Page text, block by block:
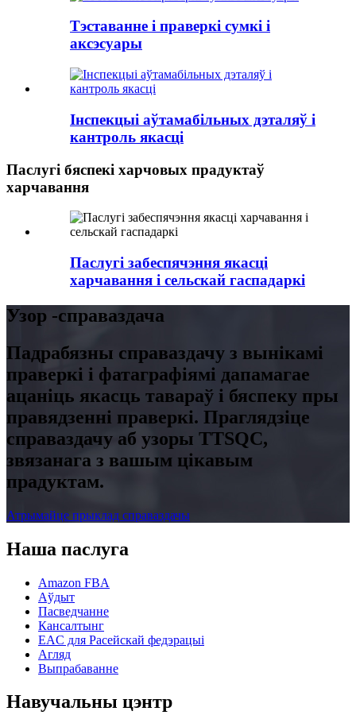
Тэставанне і праверкі сумкі і
аксэсуары
Інспекцыі аўтамабільных дэталяў і
кантроль якасці
Паслугі бяспекі харчовых прадуктаў
харчавання
Паслугі забеспячэння якасці
харчавання і сельскай гаспадаркі
Узор -справаздача
Падрабязны справаздачу з вынікамі
праверкі і фатаграфіямі дапамагае
ацаніць якасць тавараў і бяспеку пры
правядзенні праверкі. Праглядзіце
справаздачу аб узоры TTSQC,
звязанага з вашым цікавым
прадуктам.
Атрымайце прыклад справаздачы
Наша паслуга
Amazon FBA
Аўдыт
Пасведчанне
Кансалтынг
EAC для Расейскай федэрацыі
Агляд
Выпрабаванне
Навучальны цэнтр